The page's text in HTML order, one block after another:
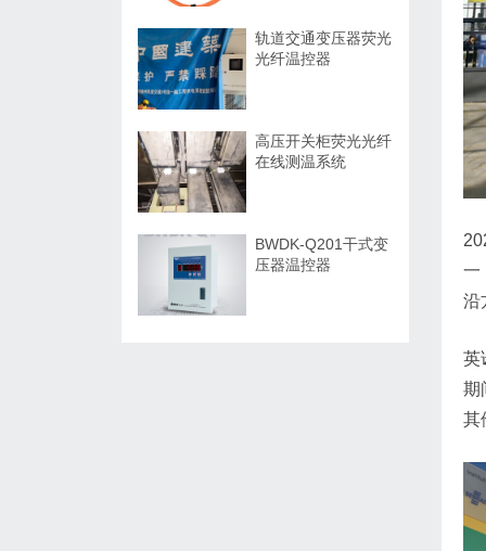
一
沿
英
期
其
轨道交通变压器荧光
光纤温控器
高压开关柜荧光光纤
在线测温系统
BWDK-Q201干式变
压器温控器